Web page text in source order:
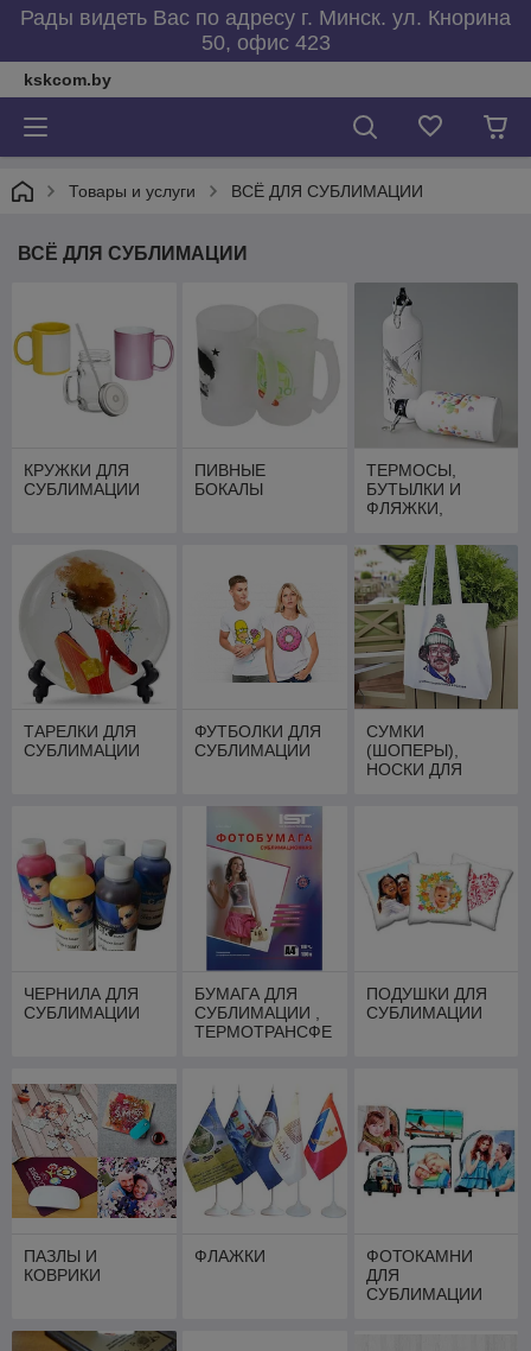
Рады видеть Вас по адресу г. Минск. ул. Кнорина
50, офис 423
kskcom.by
Товары и услуги ВСЁ ДЛЯ СУБЛИМАЦИИ
ВСЁ ДЛЯ СУБЛИМАЦИИ
КРУЖКИ ДЛЯ
СУБЛИМАЦИИ
ПИВНЫЕ
БОКАЛЫ
ТЕРМОСЫ,
БУТЫЛКИ И
ФЛЯЖКИ,
ТАРЕЛКИ ДЛЯ
СУБЛИМАЦИИ
ФУТБОЛКИ ДЛЯ
СУБЛИМАЦИИ
СУМКИ
(ШОПЕРЫ),
НОСКИ ДЛЯ
ЧЕРНИЛА ДЛЯ
СУБЛИМАЦИИ
БУМАГА ДЛЯ
СУБЛИМАЦИИ ,
ТЕРМОТРАНСФЕ
ПОДУШКИ ДЛЯ
СУБЛИМАЦИИ
ПАЗЛЫ И
КОВРИКИ
ФЛАЖКИ
ФОТОКАМНИ
ДЛЯ
СУБЛИМАЦИИ